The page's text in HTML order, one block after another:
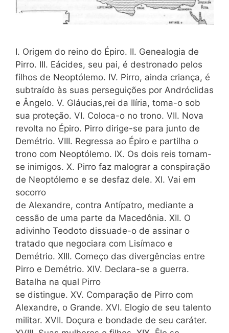
I. Origem do reino do Épiro. II. Genealogia de
Pirro. III. Eácides, seu pai, é destronado pelos
filhos de Neoptólemo. IV. Pirro, ainda criança, é
subtraído às suas perseguições por Andróclidas
e Ângelo. V. Gláucias,rei da Ilíria, toma-o sob
sua proteção. VI. Coloca-o no trono. VII. Nova
revolta no Épiro. Pirro dirige-se para junto de
Demétrio. VIII. Regressa ao Épiro e partilha o
trono com Neoptólemo. IX. Os dois reis tornam-
se inimigos. X. Pirro faz malograr a conspiração
de Neoptólemo e se desfaz dele. XI. Vai em
socorro
de Alexandre, contra Antípatro, mediante a
cessão de uma parte da Macedônia. XII. O
adivinho Teodoto dissuade-o de assinar o
tratado que negociara com Lisímaco e
Demétrio. XIII. Começo das divergências entre
Pirro e Demétrio. XIV. Declara-se a guerra.
Batalha na qual Pirro
se distingue. XV. Comparação de Pirro com
Alexandre, o Grande. XVI. Elogio de seu talento
militar. XVII. Doçura e bondade de seu caráter.